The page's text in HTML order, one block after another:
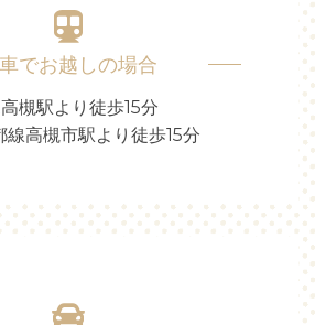
でお越しの場合
槻駅より徒歩15分
線高槻市駅より徒歩15分